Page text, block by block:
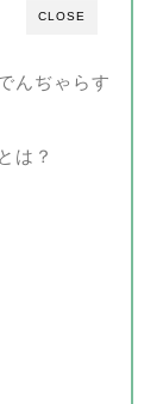
CLOSE
んぢゃらす
は？